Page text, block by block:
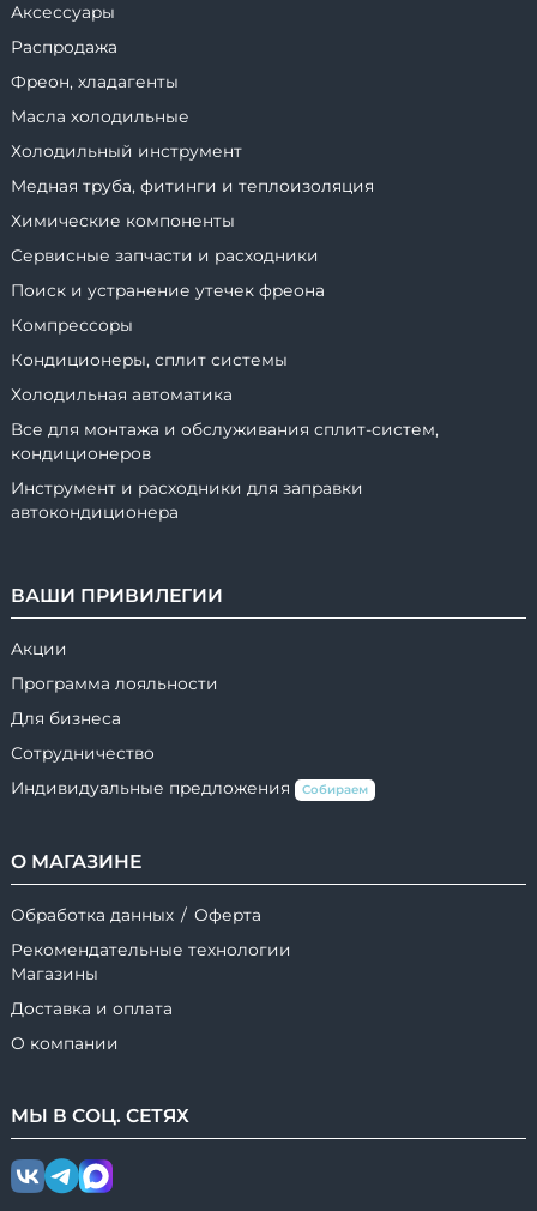
Аксессуары
Распродажа
Фреон, хладагенты
Масла холодильные
Холодильный инструмент
Медная труба, фитинги и теплоизоляция
Химические компоненты
Сервисные запчасти и расходники
Поиск и устранение утечек фреона
Компрессоры
Кондиционеры, сплит системы
Холодильная автоматика
Все для монтажа и обслуживания сплит-систем,
кондиционеров
Инструмент и расходники для заправки
автокондиционера
ВАШИ ПРИВИЛЕГИИ
Акции
Программа лояльности
Для бизнеса
Сотрудничество
Индивидуальные предложения
Собираем
О МАГАЗИНЕ
Обработка данных / Оферта
Рекомендательные технологии
Магазины
Доставка и оплата
О компании
МЫ В СОЦ. СЕТЯХ